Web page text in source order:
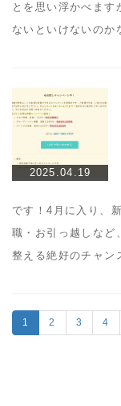
とを思い浮かべま
ないといけないの
2025.04.19
です！4月に入り、
職・お引っ越しなど
整える絶好のチャ
1 2 3 4